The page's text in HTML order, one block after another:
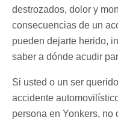
destrozados, dolor y
consecuencias de un
pueden dejarte herido,
saber a dónde acudir
Si usted o un ser
accidente
persona en Yonkers, no